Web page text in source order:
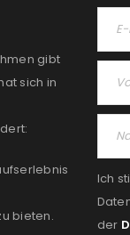
gibt
sich in
bieten.
Ich
der